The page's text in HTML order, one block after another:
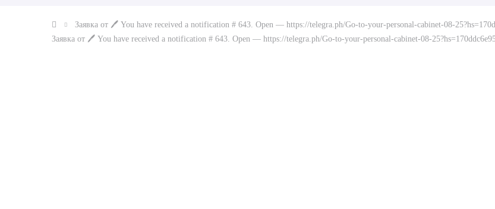
Заявка от 🖊 You have received a notification # 643. Open — https://telegra.ph/Go-to-your-personal-cabinet-08-
Заявка от 🖊 You have received a notification # 643. Open — https://telegra.ph/Go-to-your-personal-cabinet-08-